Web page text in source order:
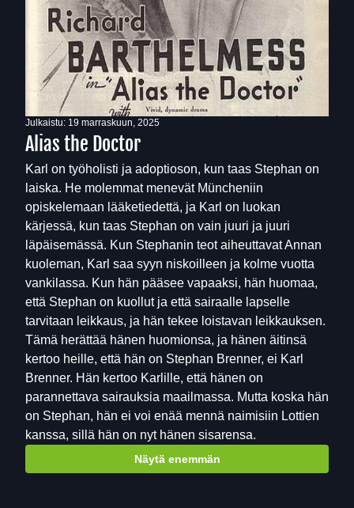
Julkaistu: 19 marraskuun, 2025
Alias the Doctor
Karl on työholisti ja adoptioson, kun taas Stephan on
laiska. He molemmat menevät Müncheniin
opiskelemaan lääketiedettä, ja Karl on luokan
kärjessä, kun taas Stephan on vain juuri ja juuri
läpäisemässä. Kun Stephanin teot aiheuttavat Annan
kuoleman, Karl saa syyn niskoilleen ja kolme vuotta
vankilassa. Kun hän pääsee vapaaksi, hän huomaa,
että Stephan on kuollut ja että sairaalle lapselle
tarvitaan leikkaus, ja hän tekee loistavan leikkauksen.
Tämä herättää hänen huomionsa, ja hänen äitinsä
kertoo heille, että hän on Stephan Brenner, ei Karl
Brenner. Hän kertoo Karlille, että hänen on
parannettava sairauksia maailmassa. Mutta koska hän
on Stephan, hän ei voi enää mennä naimisiin Lottien
kanssa, sillä hän on nyt hänen sisarensa.
Näytä enemmän